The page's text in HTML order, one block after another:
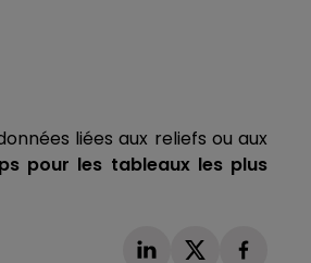
liées aux reliefs ou aux
pour les tableaux les plus